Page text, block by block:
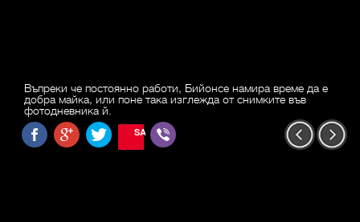
Въпреки че постоянно работи, Бийонсе намира време да е
добра майка, или поне така изглежда от снимките във
фотодневника й.
SAVE